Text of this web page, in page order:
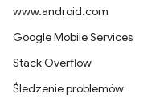
www.android.com
Google Mobile Services
Stack Overflow
Śledzenie problemów